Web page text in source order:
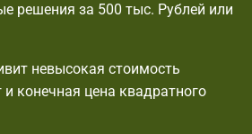
решения за 500 тыс. Рублей или
невысокая стоимость
и конечная цена квадратного